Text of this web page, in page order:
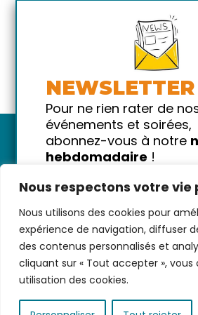
Nous respectons votre vie
Nous utilisons des cookies pour
expérience de navigation, diffuser
des contenus personnalisés et
cliquant sur « Tout accepter »,
utilisation des cookies.
Nous contacter-CGV/
personnelles-Infos
NEWSLETTER
Pour ne rien rater de
événements et soirées,
abonnez-vous à notre
hebdomadaire !
!
Votre email